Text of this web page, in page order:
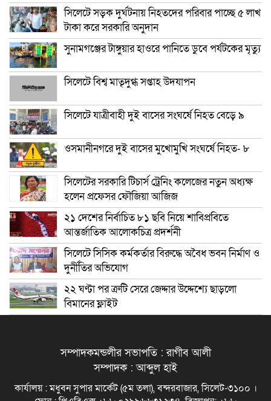
সিলেটে সড়ক দুর্ঘটনায় নিহতদের পরিবার পাচ্ছে ৫ লাখ
টাকা করে সরকারি অনুদান
সুনামগঞ্জের টাঙ্গুয়ার হাওরে পানিতে ডুবে পর্যটকের মৃত্যু
সিলেটে বিশ্ব মাতৃদুগ্ধ সপ্তাহ উদযাপন
সিলেটে যাত্রীবাহী দুই বাসের সংঘর্ষে নিহত বেড়ে ৯
ওসমানীনগরে দুই বাসের মুখোমুখি সংঘর্ষে নিহত- ৮
সিলেটের সরকারি টিচার্স ট্রেনিং কলেজের নতুন অধ্যক্ষ
হলেন প্রফেসর ফৌজিয়া আজিজ
২১ দেশের নির্বাচিত ৮১ ছবি নিয়ে শাবিপ্রবিতে
আন্তর্জাতিক আলোকচিত্র প্রদর্শনী
সিলেটে সিসিক কর্মকর্তার বিরুদ্ধে অবৈধ ভবন নির্মাণ ও
দুর্নীতির অভিযোগ
২২ ঘণ্টা পর ত্রুটি সেরে জেদ্দার উদ্দেশ্যে ছাড়লো
বিমানের ফ্লাইট
সম্পাদকমন্ডলীর সভাপতি : রাগীব আলী
সম্পাদক : আব্দুল হাই
কার্যালয় : মধুবন সুপার মার্কেট (৫ম তলা), বন্দরবাজার, সিলেট-৩১০০ ।